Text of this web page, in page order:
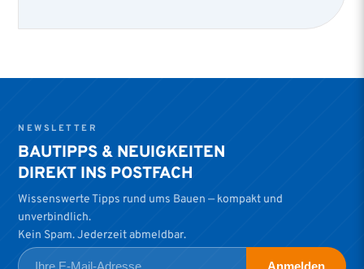
NEWSLETTER
BAUTIPPS & NEUIGKEITEN
DIREKT INS POSTFACH
Wissenswerte Tipps rund ums Bauen — kompakt und
unverbindlich.
Kein Spam. Jederzeit abmeldbar.
Anmelden